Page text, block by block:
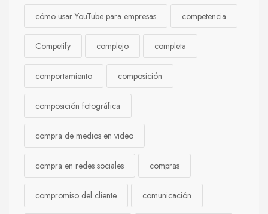
cómo usar YouTube para empresas competencia
Competify complejo completa
comportamiento composición
composición fotográfica
compra de medios en video
compra en redes sociales compras
compromiso del cliente comunicación